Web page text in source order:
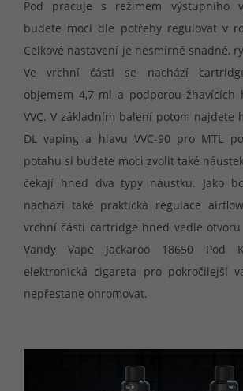
Pod pracuje s režimem výstupního
budete moci dle potřeby regulovat v
Celkové nastavení je nesmírně snadné,
Ve vrchní části se nachází
objemem 4,7 ml a podporou žhavících
VVC. V základním balení potom najdete
DL vaping a hlavu VVC-90 pro MTL
potahu si budete moci zvolit také
čekají hned dva typy náustku. Jako
nachází také praktická regulace
vrchní části cartridge hned vedle
Vandy Vape Jackaroo 18650 Pod
elektronická cigareta pro pokročilejší
nepřestane ohromovat.